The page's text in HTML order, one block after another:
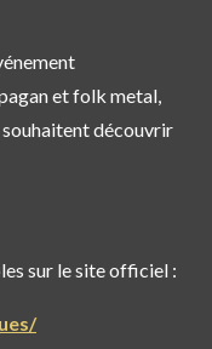
et folk metal,
découvrir
sur le site officiel :